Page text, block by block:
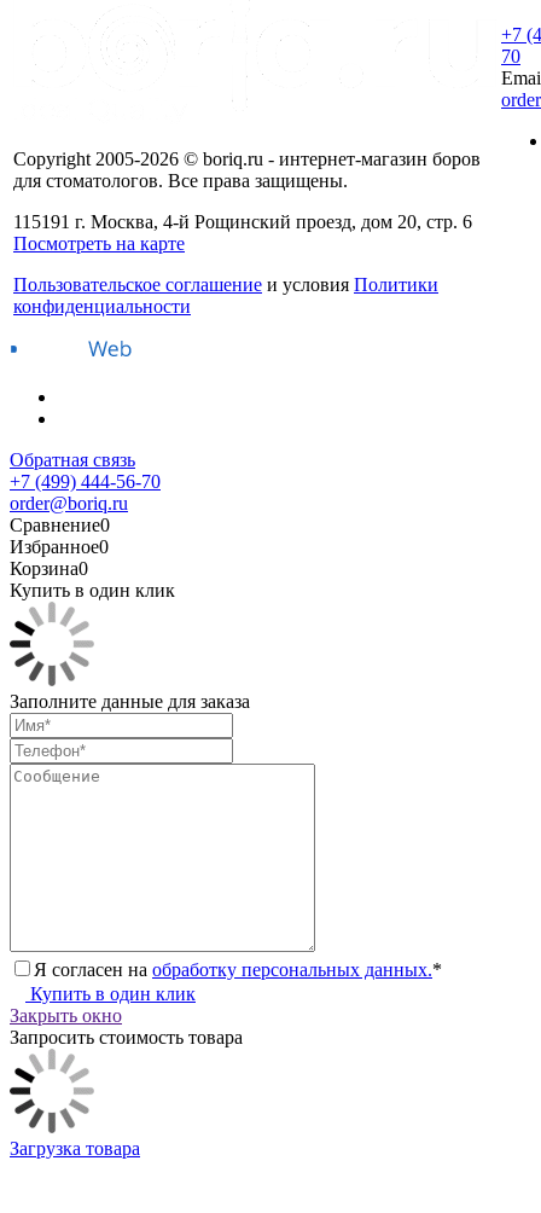
Copyright 2005-2026 © boriq.ru - интернет-магазин боров
для стоматологов. Все права защищены.
115191 г. Москва, 4-й Рощинский проезд, дом 20, стр. 6
Посмотреть на карте
Пользовательское соглашение и условия Политики
конфиденциальности
+7
70
Обратная связь
+7 (499) 444-56-70
order@boriq.ru
Сравнение0
Избранное0
Корзина0
Купить в один клик
Заполните данные для заказа
Я согласен на обработку персональных данных.*
Купить в один клик
Закрыть окно
Запросить стоимость товара
Загрузка товара